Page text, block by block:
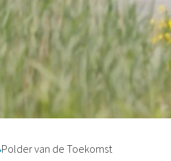
Polder van de Toekomst